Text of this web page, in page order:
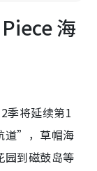
海
季将延续第1
道”，草帽海
园到磁鼓岛等